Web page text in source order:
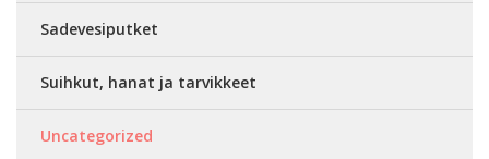
Sadevesiputket
Suihkut, hanat ja tarvikkeet
Uncategorized